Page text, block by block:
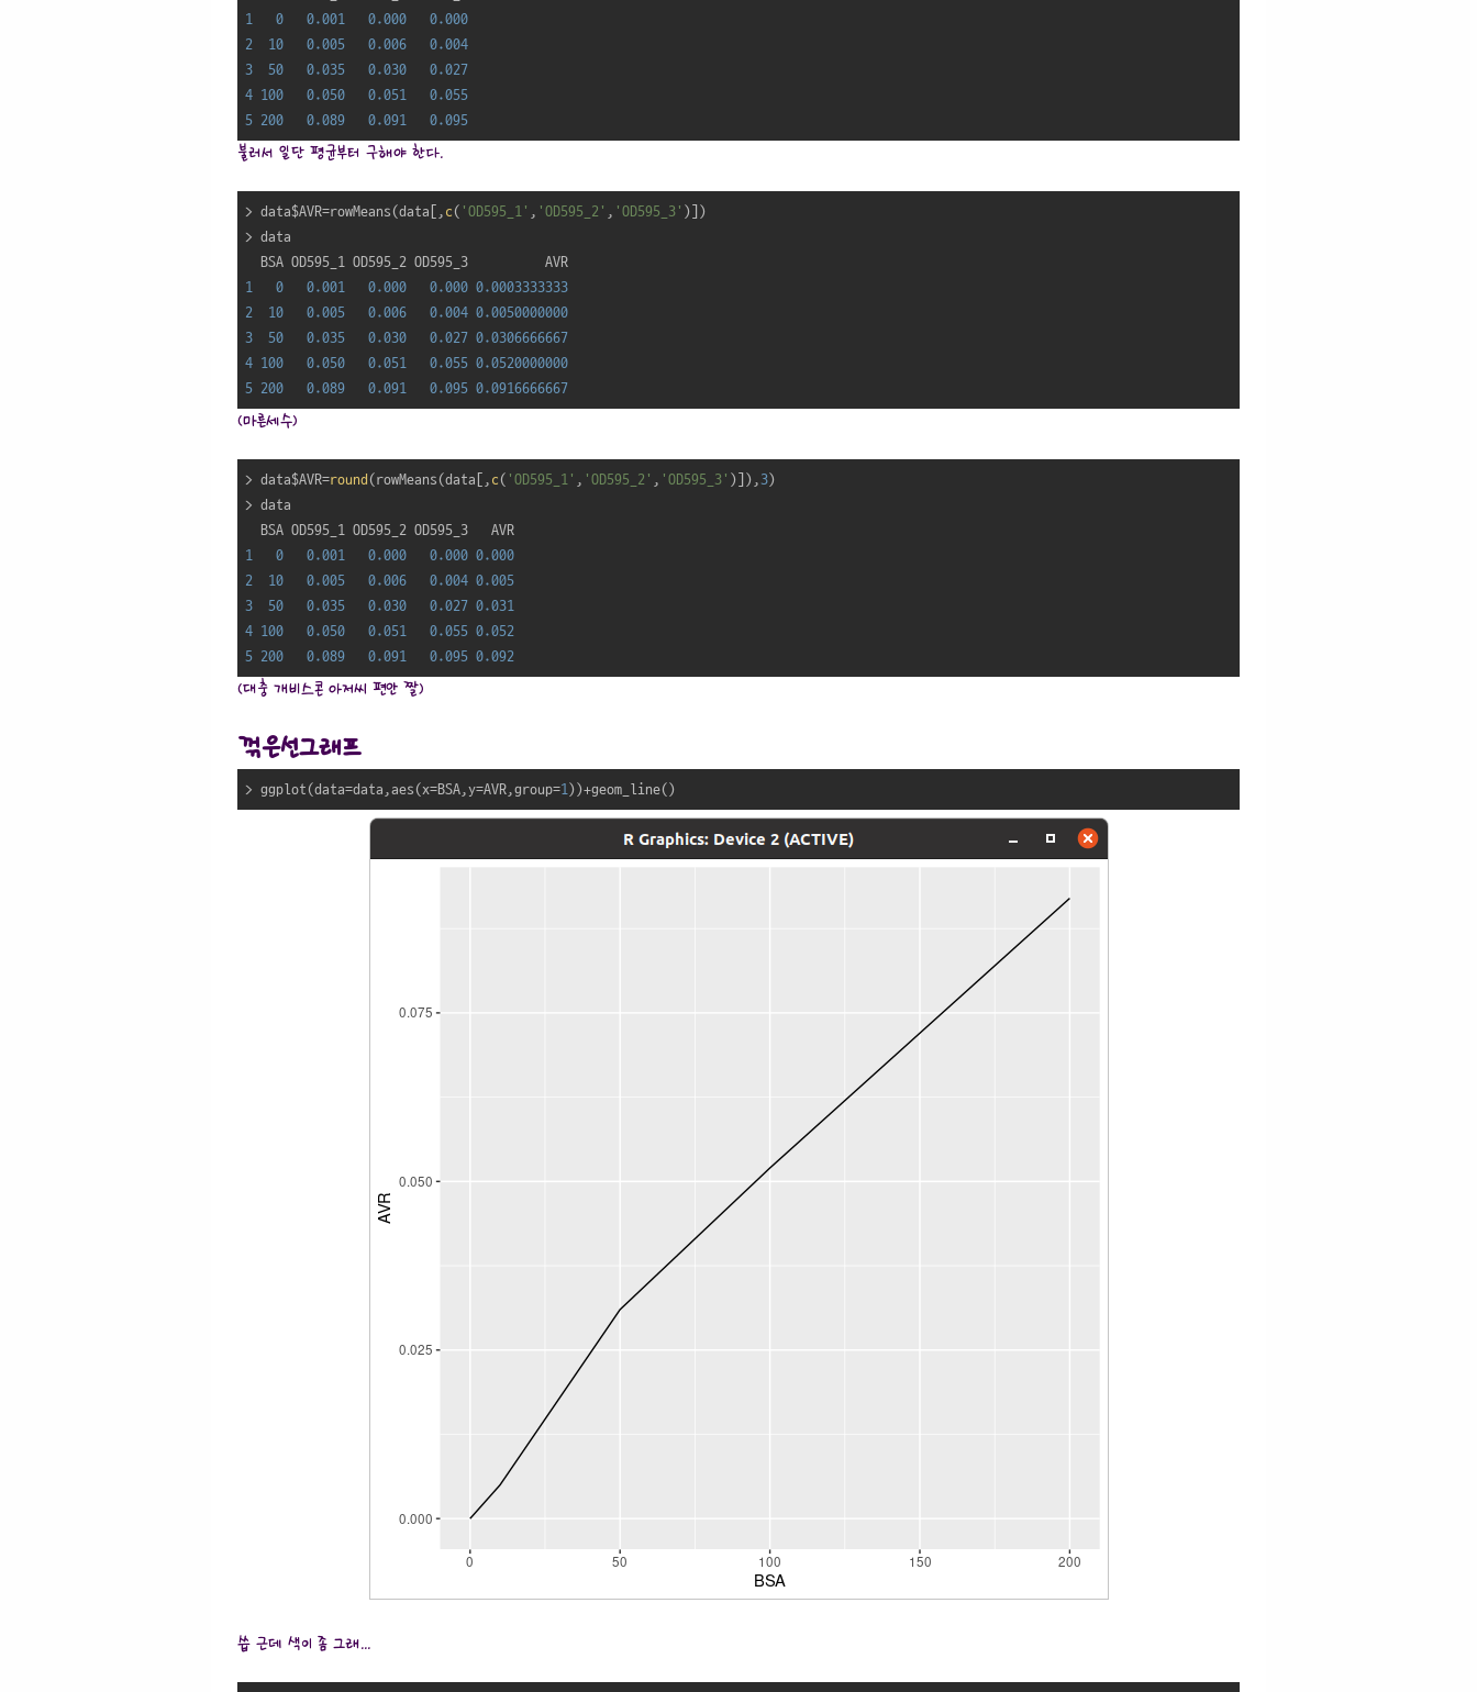
1
0 0.001 0.000
0.000
2
10 0.005 0.006
0.004
3
50 0.035 0.030
0.027
4 100 0.050 0.051
0.055
5 200 0.089 0.091 0.095
불러서 일단 평균부터 구해야 한다.
> data$AVR=rowMeans(data[, c( 'OD595_1' , 'OD595_2' , 'OD595_3' )])
> data
1
0 0.001 0.000 0.000 0.0003333333
2
10 0.005 0.006 0.004 0.0050000000
3
50 0.035 0.030 0.027 0.0306666667
4 100 0.050 0.051 0.055 0.0520000000
5 200 0.089 0.091 0.095 0.0916666667
(마른세수)
> data$AVR=round(rowMeans(data[, c( 'OD595_1' , 'OD595_2' , 'OD595_3' )]),3)
> data
1
0 0.001 0.000 0.000 0.000
2
10 0.005 0.006 0.004 0.005
3
50 0.035 0.030 0.027 0.031
4 100 0.050 0.051 0.055 0.052
5 200 0.089 0.091 0.095 0.092
(대충 개비스콘 아저씨 편안 짤)
꺾은선그래프
> ggplot(data=data,aes(x=BSA,y=AVR,group=1))+geom_line()
씁 근데 색이 좀 그래...